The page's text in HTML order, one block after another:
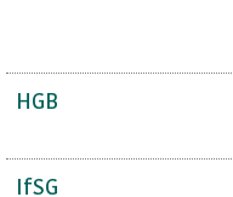
HGB
IfSG